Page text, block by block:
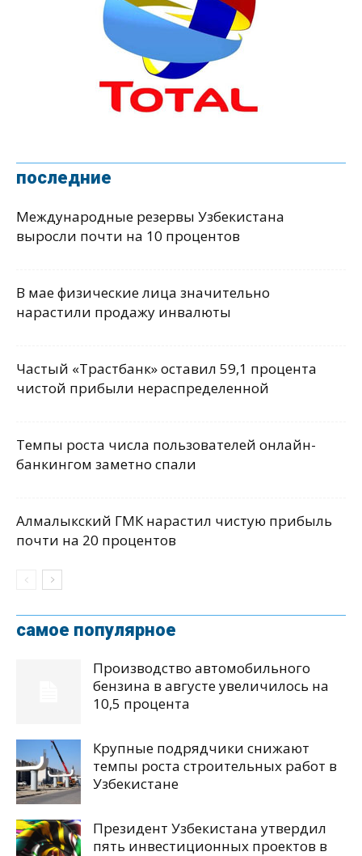
последние
Международные резервы Узбекистана
выросли почти на 10 процентов
В мае физические лица значительно
нарастили продажу инвалюты
Частый «Трастбанк» оставил 59,1 процента
чистой прибыли нераспределенной
Темпы роста числа пользователей онлайн-
банкингом заметно спали
Алмалыкский ГМК нарастил чистую прибыль
почти на 20 процентов
самое популярное
Производство автомобильного
бензина в августе увеличилось на
10,5 процента
Крупные подрядчики снижают
темпы роста строительных работ в
Узбекистане
Президент Узбекистана утвердил
пять инвестиционных проектов в